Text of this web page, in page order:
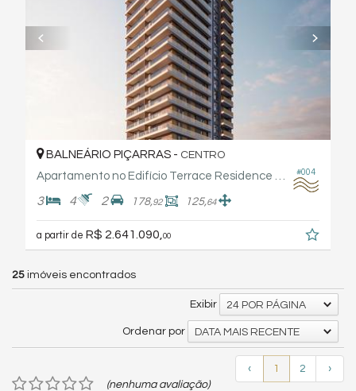
#004
BALNEÁRIO PIÇARRAS - CENTRO
Apartamento no Edifício Terrace Residence By Frechal
3 4 2 178,92 125,64
a partir de R$ 2.641.090, 00
25 imóveis encontrados
Exibir 24 POR PÁGINA
Ordenar por DATA MAIS RECENTE
‹ 1 2
›
(nenhuma avaliação)